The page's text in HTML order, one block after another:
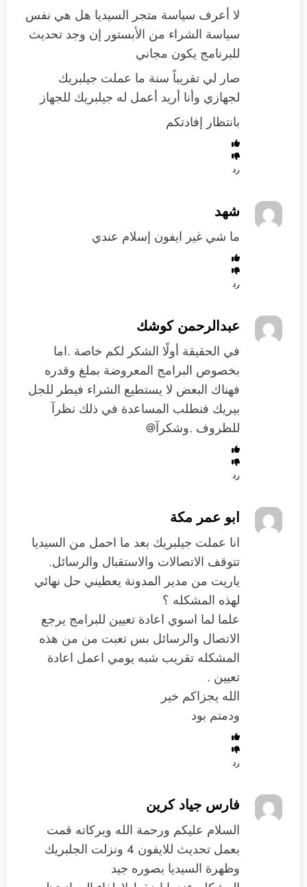
لا أعرف سياسة متجر السيديا هل هي نفس
سياسة الشراء من الأبستور إن وجد تحديث
للبرنامج يكون مجاني
صار لي تقريباً سنة ما عملت جيلبريك
لجهازي وأنا أريد أعمل له جيلبريك للجهاز
بانتظار إفادتكم
رد
شهد
ما شي غير ايفون إسلام عندي
رد
عبدالرحمن كوشك
في الحقيقة أولًا الشكر لكم خاصة .اما
بخصوص البرامج المعروضة بملغ وقدره
فهناك البعض لا يستطيع الشراء فيطر للجل
بيريك فنطلب المساعدة في ذلك نظرآ
للظروف .وشكرآ@
رد
ابو عمر مكة
انا عملت جيلبريك بعد ما احمل من السيديا
تتوقف الاتصالات والاستقبال والرسائل.
ياريت من مدير المدونة يعطيني حل نهائي
لهذه المشكله ؟
علما لما اسوي اعادة تعيين للبرامج يرجع
الاتصال والرسائل بس تعبت من من هذه
المشكله تقريب شبه يومي اعمل اعادة
تعيين .
الله يجزاكم خير
ودمتم بود
رد
فارس جياد كرين
السلام عليكم ورحمة الله وبركاته قمت
بعمل تحديث للايفون 4 ونزلت الجلبريك
وظهرة السيديا بصوره جيد